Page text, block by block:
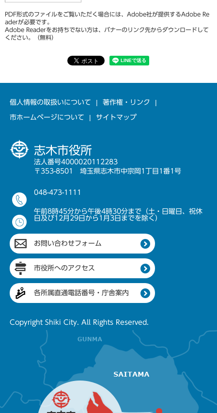
PDF形式のファイルをご覧いただく場合には、Adobe社が提供するAdobe Re
aderが必要です。
Adobe Readerをお持ちでない方は、バナーのリンク先からダウンロードして
ください。（無料）
個人情報の取扱いについて 著作権・リンク
市ホームページについて サイトマップ
志木市役所
法人番号4000020112283
〒353-8501 埼玉県志木市中宗岡1丁目1番1号
048-473-1111
午前8時45分から午後4時30分まで（土・日曜日、祝休
日及び12月29日から1月3日までを除く）
お問い合わせフォーム
市役所へのアクセス
各所属直通電話番号・庁舎案内
Copyright Shiki City. All Rights Reserved.